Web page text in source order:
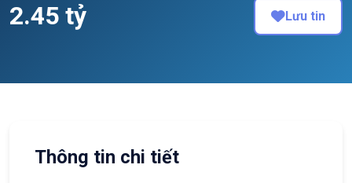
2.45 tỷ Lưu tin
Thông tin chi tiết